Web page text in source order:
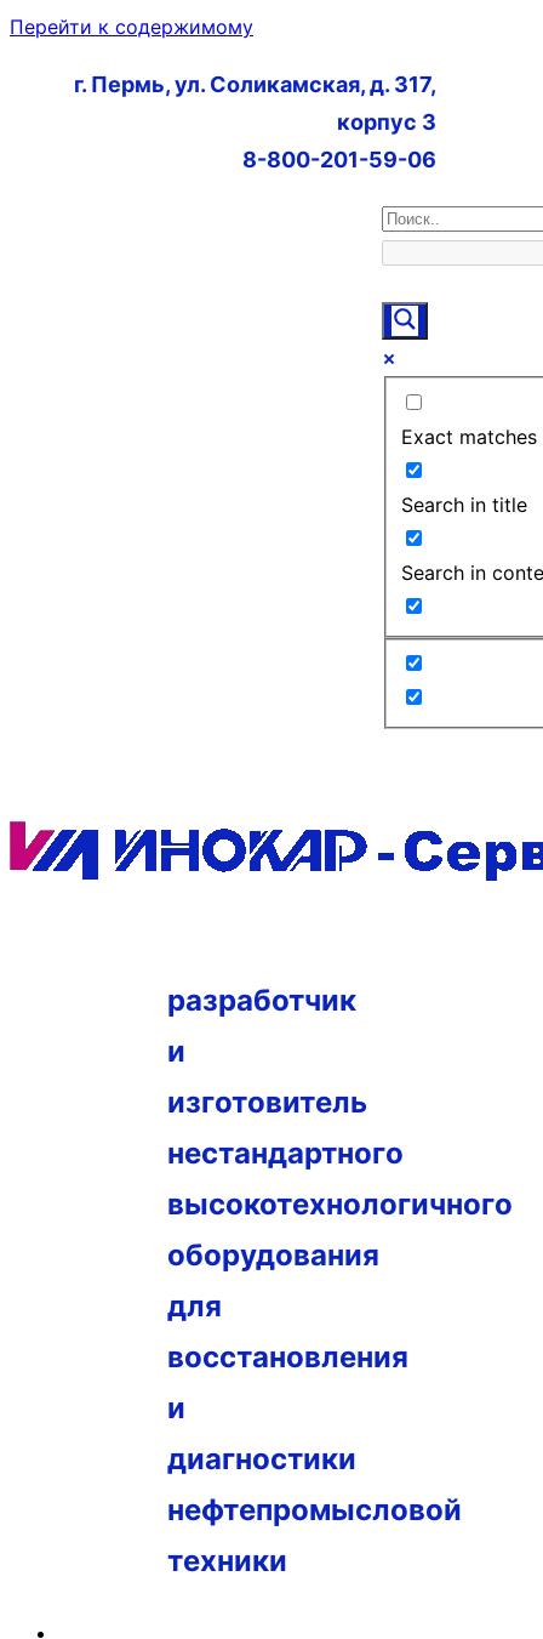
Перейти к содержимому
г. Пермь, ул. Соликамская, д. 317,
корпус 3
8-800-201-59-06
Exact matches
Search in title
Search in
разработчик
и
изготовитель
нестандартного
высокотехнологичного
оборудования
для
восстановления
и
диагностики
нефтепромысловой
техники